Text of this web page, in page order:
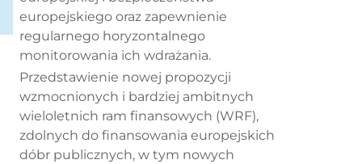
europejskiego oraz zapewnienie
regularnego horyzontalnego
monitorowania ich wdrażania.
Przedstawienie nowej propozycji
wzmocnionych i bardziej ambitnych
wieloletnich ram finansowych (WRF),
zdolnych do finansowania europejskich
dóbr publicznych, w tym nowych